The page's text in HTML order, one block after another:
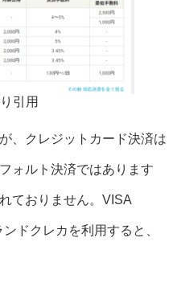
引用
、クレジットカード決済は
ォルト決済ではあります
ておりません。VISA
ドクレカを利用すると、